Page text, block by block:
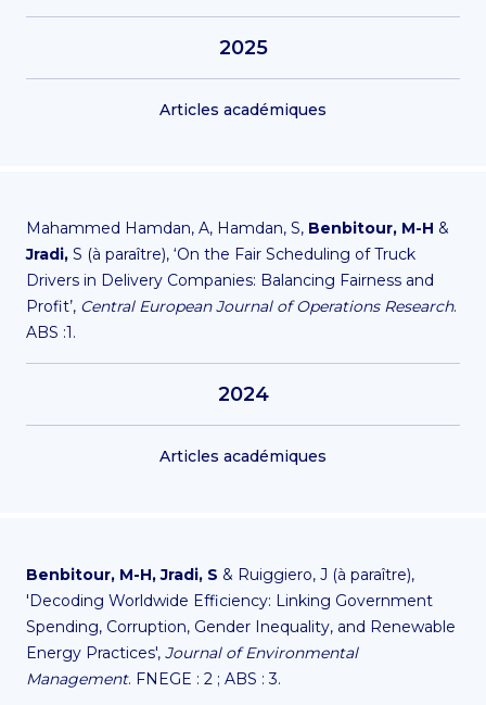
2025
Articles académiques
Mahammed Hamdan, A, Hamdan, S, Benbitour, M-H &
Jradi, S (à paraître), ‘On the Fair Scheduling of Truck
Drivers in Delivery Companies: Balancing Fairness and
Profit’, Central European Journal of Operations Research.
ABS :1.
2024
Articles académiques
Benbitour, M-H, Jradi, S & Ruiggiero, J (à paraître),
'Decoding Worldwide Efficiency: Linking Government
Spending, Corruption, Gender Inequality, and Renewable
Energy Practices', Journal of Environmental
Management. FNEGE : 2 ; ABS : 3.